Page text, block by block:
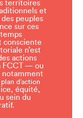
territoires
et
peuples
sur ces
consciente
n’est
actions
FCCT — ou
notamment
plan d’action
équité,
sein du